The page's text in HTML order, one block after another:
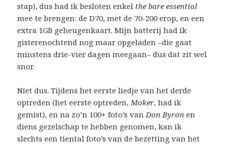
stap), dus had ik besloten enkel the bare essential
mee te brengen: de D70, met de 70-200 erop, en een
extra 1GB geheugenkaart. Mijn batterij had ik
gisterenochtend nog maar opgeladen –die gaat
minstens drie-vier dagen meegaan– dus dat zit wel
snor.
Niet dus. Tijdens het eerste liedje van het derde
optreden (het eerste optreden,Moker, had ik
gemist), en na zo’n 100+ foto’s vanDon Byron en
diens gezelschap te hebben genomen, kan ik
slechts een tiental foto’s van de bezetting van het